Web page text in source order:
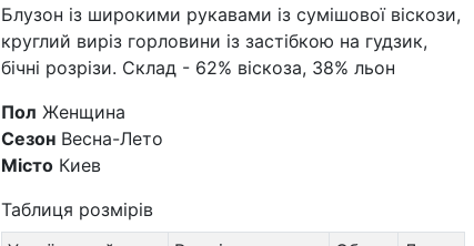
Блузон із широкими рукавами із сумішової віскози,
круглий виріз горловини із застібкою на гудзик,
бічні розрізи. Склад - 62% віскоза, 38% льон
Пол Женщина
Сезон Весна-Лето
Місто Киев
Таблиця розмірів